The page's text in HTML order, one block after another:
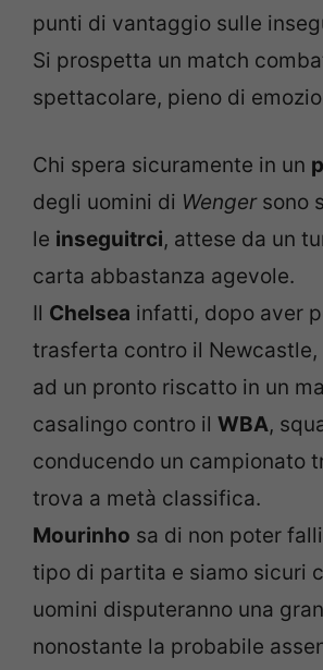
punti di vantaggio sulle
Si prospetta un match
spettacolare, pieno di
Chi spera sicuramente in un
degli uomini di Wengersono
le inseguitrci, attese da un
carta abbastanza agevole.
Il Chelsea infatti, dopo aver
trasferta contro il Newcastle,
ad un pronto riscatto in un
casalingo contro il WBA,
conducendo un campionato
trova a metà classifica.
Mourinho sa di non poter
tipo di partita e siamo sicuri
uomini disputeranno una
nonostante la probabile